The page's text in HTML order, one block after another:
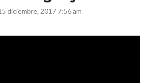
diciembre, 2017 7:56 am